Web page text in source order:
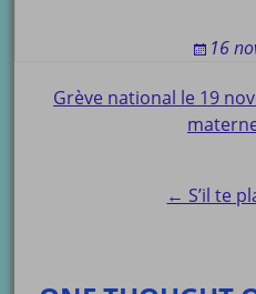
16
Post
Grève national le 19
← S’il te